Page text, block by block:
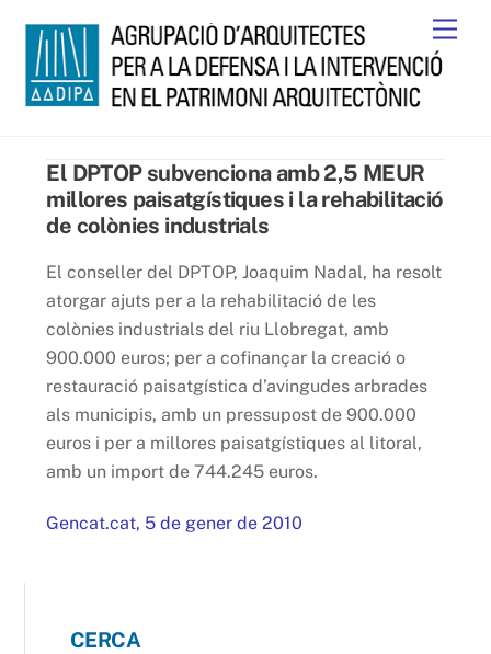
content
El DPTOP subvenciona amb 2,5 MEUR
millores paisatgístiques i la rehabilitació
de colònies industrials
El conseller del DPTOP, Joaquim Nadal, ha resolt
atorgar ajuts per a la rehabilitació de les
colònies industrials del riu Llobregat, amb
900.000 euros; per a cofinançar la creació o
restauració paisatgística d’avingudes arbrades
als municipis, amb un pressupost de 900.000
euros i per a millores paisatgístiques al litoral,
amb un import de 744.245 euros.
Gencat.cat, 5 de gener de 2010
CERCA